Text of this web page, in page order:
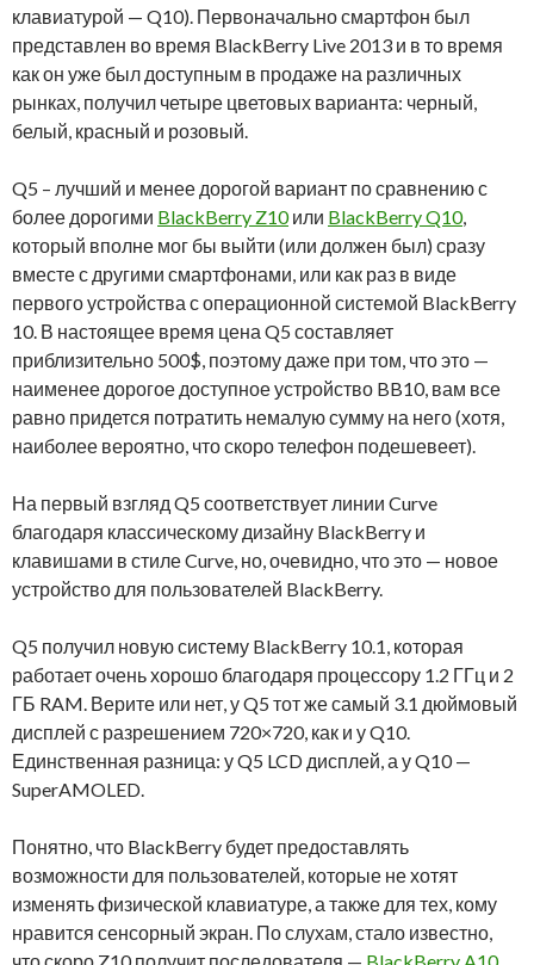
клавиатурой — Q10). Первоначально смартфон был
представлен во время BlackBerry Live 2013 и в то время
как он уже был доступным в продаже на различных
рынках, получил четыре цветовых варианта: черный,
белый, красный и розовый.
Q5 – лучший и менее дорогой вариант по сравнению с
более дорогими BlackBerry Z10или BlackBerry Q10,
который вполне мог бы выйти (или должен был) сразу
вместе с другими смартфонами, или как раз в виде
первого устройства с операционной системой BlackBerry
10. В настоящее время цена Q5 составляет
приблизительно 500$, поэтому даже при том, что это —
наименее дорогое доступное устройство BB10, вам все
равно придется потратить немалую сумму на него (хотя,
наиболее вероятно, что скоро телефон подешевеет).
На первый взгляд Q5 соответствует линии Curve
благодаря классическому дизайну BlackBerry и
клавишами в стиле Curve, но, очевидно, что это — новое
устройство для пользователей BlackBerry.
Q5 получил новую систему BlackBerry 10.1, которая
работает очень хорошо благодаря процессору 1.2 ГГц и 2
ГБ RAM. Верите или нет, у Q5 тот же самый 3.1 дюймовый
дисплей с разрешением 720×720, как и у Q10.
Единственная разница: у Q5 LCD дисплей, а у Q10 —
SuperAMOLED.
Понятно, что BlackBerry будет предоставлять
возможности для пользователей, которые не хотят
изменять физической клавиатуре, а также для тех, кому
нравится сенсорный экран. По слухам, стало известно,
что скоро Z10 получит последователя — BlackBerry A10.